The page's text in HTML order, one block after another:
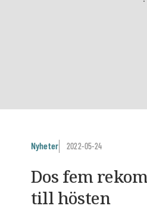
Nyheter 2022-05-24
Dos fem
till hösten